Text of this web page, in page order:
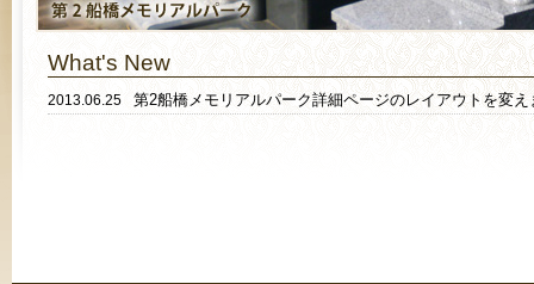
What's New
2013.06.25 第2船橋メモリアルパーク詳細ページのレイアウトを変え